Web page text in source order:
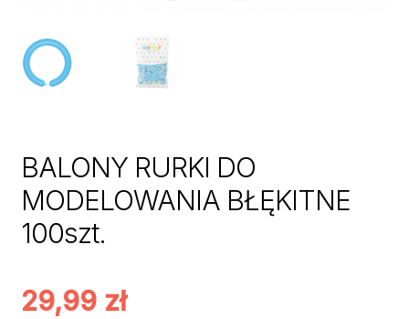
BALONY RURKI DO
MODELOWANIA BŁĘKITNE
100szt.
29,99 zł